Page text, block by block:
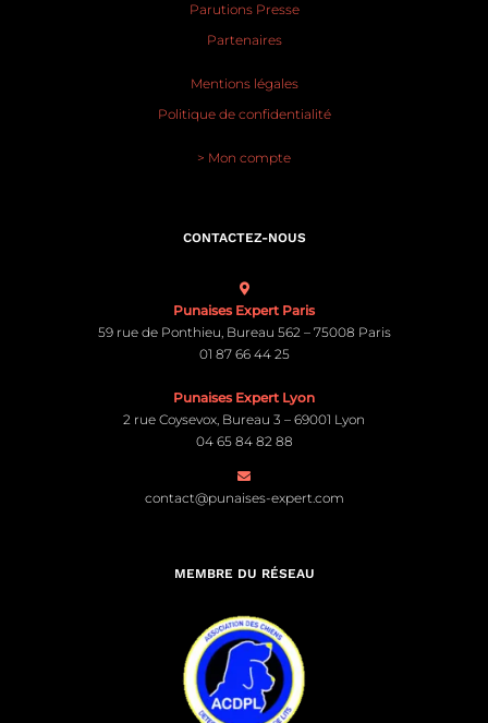
Parutions Presse
Partenaires
Mentions légales
Politique de confidentialité
> Mon compte
CONTACTEZ-NOUS
Punaises Expert Paris
59 rue de Ponthieu, Bureau 562 – 75008 Paris
01 87 66 44 25
Punaises Expert Lyon
2 rue Coysevox, Bureau 3 – 69001 Lyon
04 65 84 82 88
contact@punaises-expert.com
MEMBRE DU RÉSEAU